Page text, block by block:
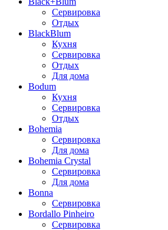
Сервировка
Отдых
BlackBlum
Кухня
Сервировка
Отдых
Для дома
Bodum
Кухня
Сервировка
Отдых
Bohemia
Сервировка
Для дома
Bohemia Crystal
Сервировка
Для дома
Bonna
Сервировка
Bordallo Pinheiro
Сервировка